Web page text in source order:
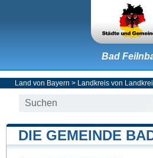
Bad
Land von Bayern > Landkreis von
DIE GEMEINDE